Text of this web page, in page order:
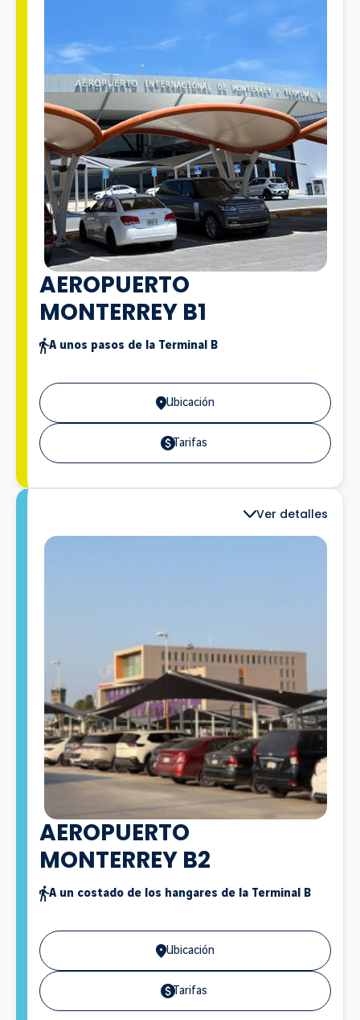
AEROPUERTO
MONTERREY B1
A unos pasos de la Terminal B
Ubicación
Tarifas
AEROPUERTO
MONTERREY B2
Ver detalles
A un costado de los hangares de la Terminal B
Ubicación
Tarifas